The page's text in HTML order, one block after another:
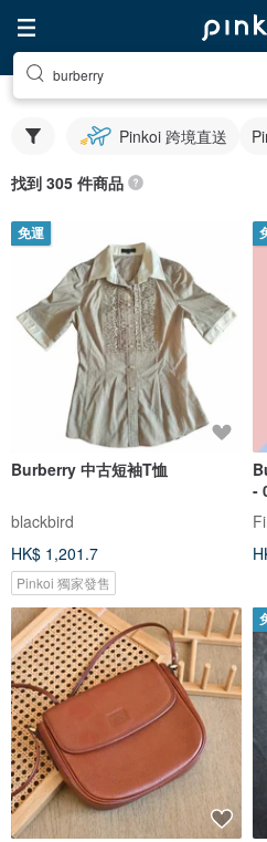
burberry
Pinkoi 跨境直送
找到 305 件商品
免運
Burberry 中古短袖T恤
blackbird
HK$ 1,201.7
Pinkoi 獨家發售
-